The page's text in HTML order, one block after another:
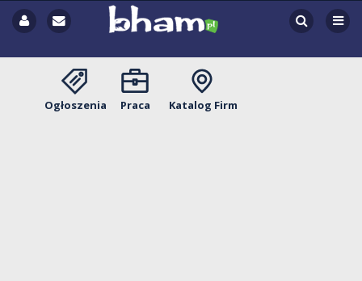
Ogłoszenia Praca Katalog Firm